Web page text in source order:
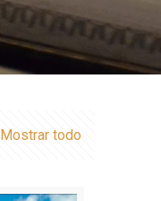
Mostrar todo